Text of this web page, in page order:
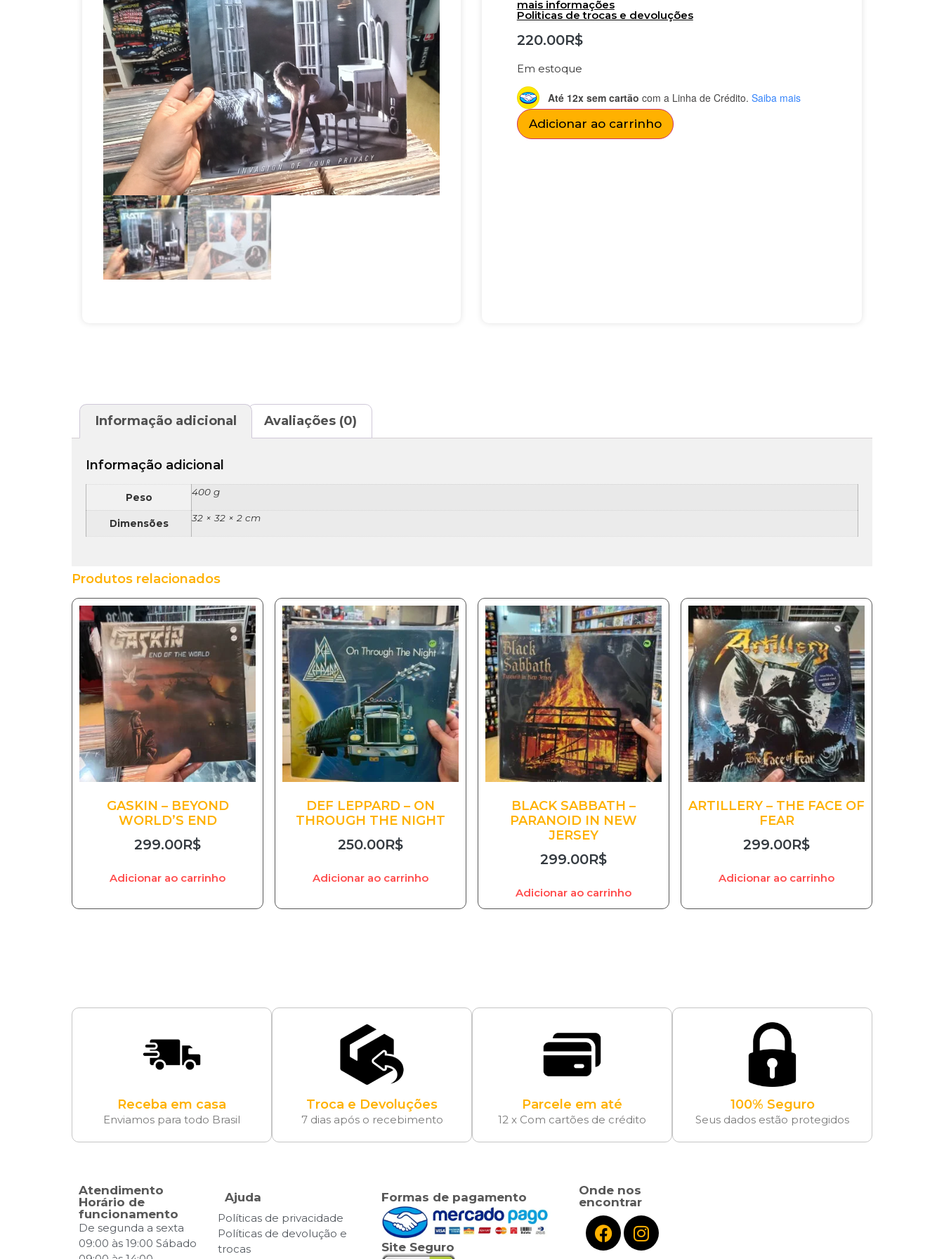
mais informações
Politicas de trocas e devoluções
220.00R$
Em estoque
Até 12x sem cartão com a Linha de Crédito. Saiba mais
Adicionar ao carrinho
Informação adicional Avaliações (0)
Informação adicional
Peso 400 g
Dimensões 32 × 32 × 2 cm
Produtos relacionados
GASKIN – BEYOND
WORLD’S END
299.00R$
Adicionar ao carrinho
DEF LEPPARD – ON
THROUGH THE NIGHT
250.00R$
Adicionar ao carrinho
BLACK SABBATH –
PARANOID IN NEW
JERSEY
299.00R$
Adicionar ao carrinho
ARTILLERY – THE FACE OF
FEAR
299.00R$
Adicionar ao carrinho
Receba em casa
Enviamos para todo Brasil
Troca e Devoluções
7 dias após o recebimento
Parcele em até
12 x Com cartões de crédito
100% Seguro
Seus dados estão protegidos
Atendimento
Horário de
funcionamento
De segunda a sexta
09:00 às 19:00 Sábado
Ajuda
Políticas de privacidade
Políticas de devolução e
trocas
Formas de pagamento
Site Seguro
Onde nos
encontrar